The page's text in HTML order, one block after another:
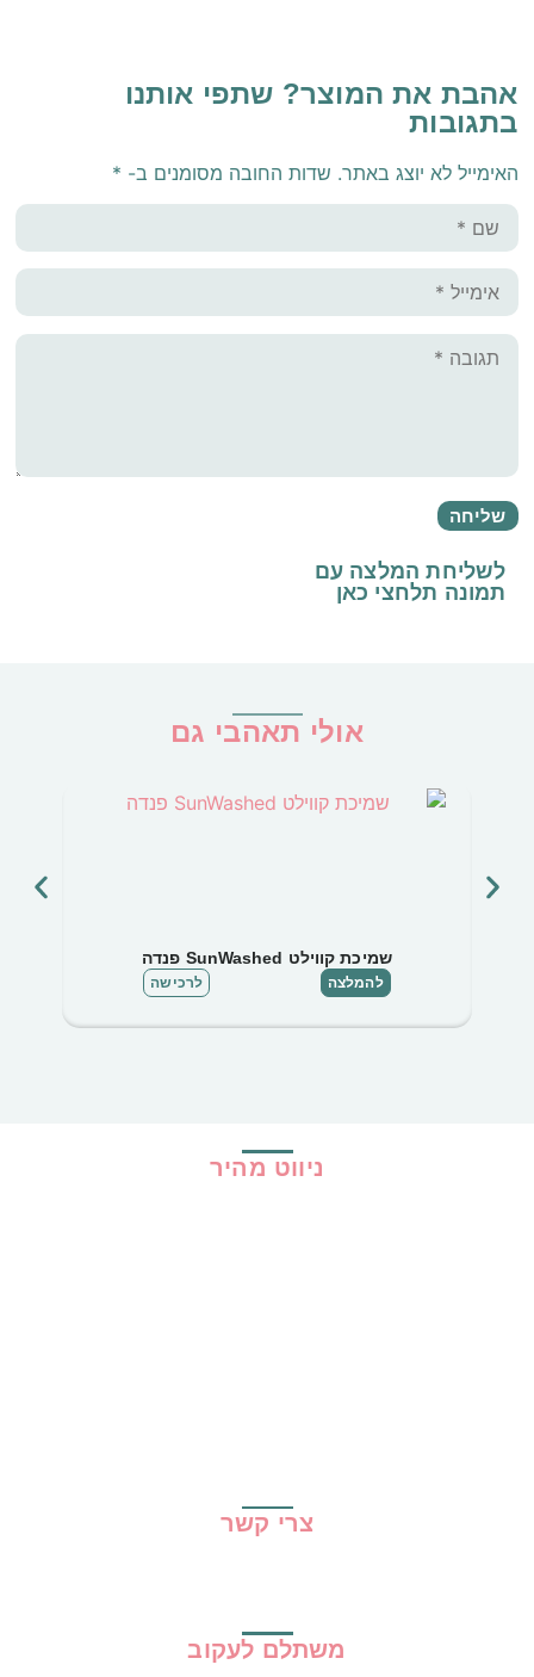
אהבת את המוצר? שתפי אותנו
בתגובות
האימייל לא יוצג באתר. שדות החובה מסומנים ב- *
לשליחת המלצה עם
תמונה תלחצי כאן
אולי תאהבי גם
שמיכת קווילט SunWashed פנדה
להמלצה לרכישה
ניווט מהיר
צרי קשר
משתלם לעקוב